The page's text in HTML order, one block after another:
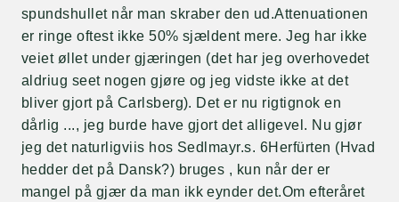
spundshullet når man skraber den ud.Attenuationen
er ringe oftest ikke 50% sjældent mere. Jeg har ikke
veiet øllet under gjæringen (det har jeg overhovedet
aldriug seet nogen gjøre og jeg vidste ikke at det
bliver gjort på Carlsberg). Det er nu rigtignok en
dårlig ..., jeg burde have gjort det alligevel. Nu gjør
jeg det naturligviis hos Sedlmayr.s. 6Herfürten (Hvad
hedder det på Dansk?) bruges , kun når der er
mangel på gjær da man ikk eynder det.Om efteråret